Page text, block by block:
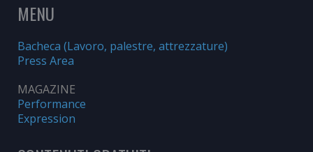
MENU
Bacheca (Lavoro, palestre, attrezzature)
Press Area
MAGAZINE
Performance
Expression